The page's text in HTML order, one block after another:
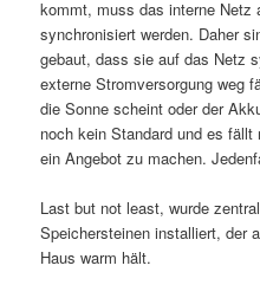
kommt, muss das interne Netz
synchronisiert werden. Daher
gebaut, dass sie auf das Netz
externe Stromversorgung weg
die Sonne scheint oder der
noch kein Standard und es
ein Angebot zu machen.
Last but not least, wurde
Speichersteinen installiert, der
Haus warm hält.